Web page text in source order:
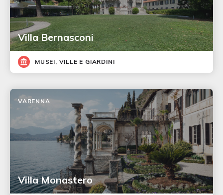
Villa Bernasconi
MUSEI, VILLE E GIARDINI
Villa Monastero
VARENNA